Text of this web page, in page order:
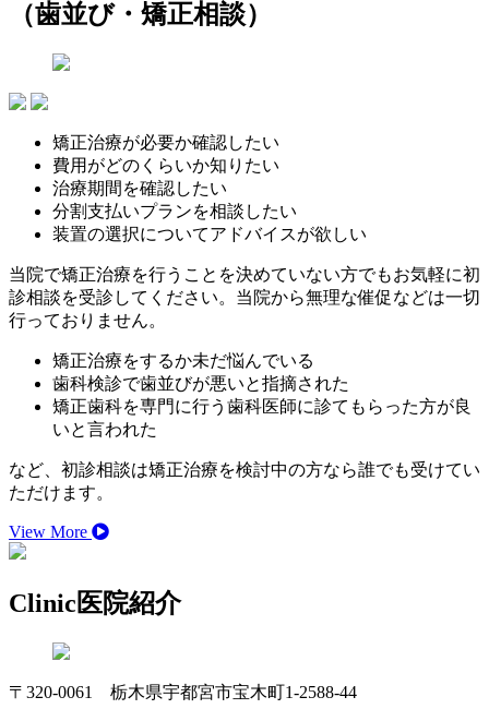
（歯並び・矯正相談）
矯正治療が必要か確認したい
費用がどのくらいか知りたい
治療期間を確認したい
分割支払いプランを相談したい
装置の選択についてアドバイスが欲しい
当院で矯正治療を行うことを決めていない方でもお気軽に初
診相談を受診してください。当院から無理な催促などは一切
行っておりません。
矯正治療をするか未だ悩んでいる
歯科検診で歯並びが悪いと指摘された
矯正歯科を専門に行う歯科医師に診てもらった方が良
いと言われた
など、初診相談は矯正治療を検討中の方なら誰でも受けてい
ただけます。
View More
Clinic医院紹介
〒320-0061 栃木県宇都宮市宝木町1-2588-44